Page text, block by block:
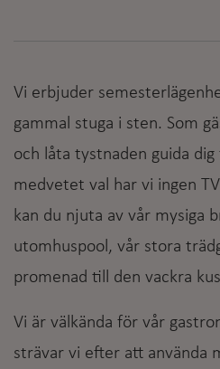
Vi erbjuder
gammal stuga i sten. Som
och låta tystnaden guida
medvetet val har vi ingen
kan du njuta av vår mysiga
utomhuspool, vår stora
promenad till den vackra
Vi är välkända för vår
strävar vi efter att använda